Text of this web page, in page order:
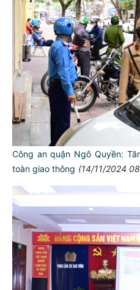
Công an quận Ngô Quyền:
toàn giao thông (14/11/2024